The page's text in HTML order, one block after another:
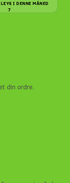
I DENNE MÅNED
7
din ordre.